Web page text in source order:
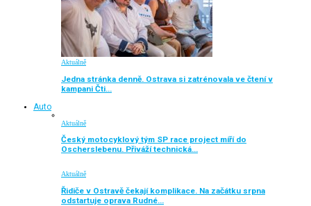
Aktuálně
Jedna stránka denně. Ostrava si zatrénovala ve čtení v
kampani Čti…
Auto
Aktuálně
Český motocyklový tým SP race project míří do
Oscherslebenu. Přiváží technická…
Aktuálně
Řidiče v Ostravě čekají komplikace. Na začátku srpna
odstartuje oprava Rudné…